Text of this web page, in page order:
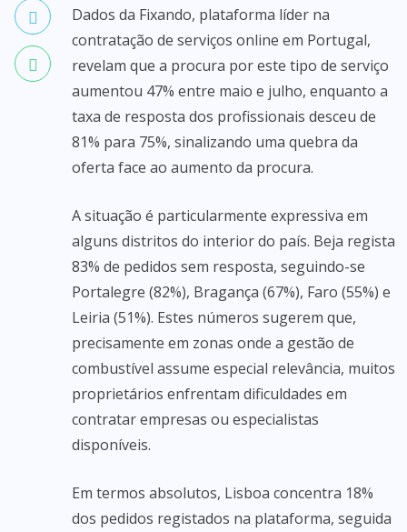
Dados da Fixando, plataforma líder na
contratação de serviços online em Portugal,
revelam que a procura por este tipo de serviço
aumentou 47% entre maio e julho, enquanto a
taxa de resposta dos profissionais desceu de
81% para 75%, sinalizando uma quebra da
oferta face ao aumento da procura.
A situação é particularmente expressiva em
alguns distritos do interior do país. Beja regista
83% de pedidos sem resposta, seguindo-se
Portalegre (82%), Bragança (67%), Faro (55%) e
Leiria (51%). Estes números sugerem que,
precisamente em zonas onde a gestão de
combustível assume especial relevância, muitos
proprietários enfrentam dificuldades em
contratar empresas ou especialistas
disponíveis.
Em termos absolutos, Lisboa concentra 18%
dos pedidos registados na plataforma, seguida